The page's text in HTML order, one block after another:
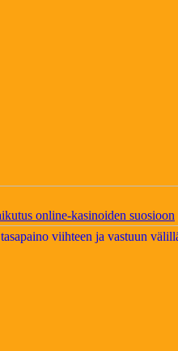
online-kasinoiden suosioon